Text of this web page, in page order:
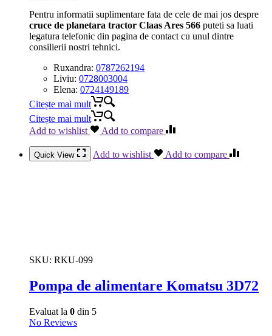
Pentru informatii suplimentare fata de cele de mai jos despre
cruce de planetara tractor Claas Ares 566 puteti sa luati
legatura telefonic din pagina de contact cu unul dintre
consilierii nostri tehnici.
Ruxandra: 0787262194
Liviu: 0728003004
Elena: 0724149189
Citește mai mult
Citește mai mult
Add to wishlist
Add to compare
Quick View Add to wishlist Add to compare
SKU: RKU-099
Pompa de alimentare Komatsu 3D72
Evaluat la 0 din 5
No Reviews